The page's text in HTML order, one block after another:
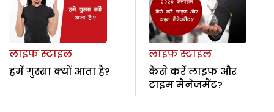
लाइफ स्टाइल
हमें गुस्सा क्यों आता है?
लाइफ स्टाइल
कैसे करें लाइफ और
टाइम मैनेजमैंट?